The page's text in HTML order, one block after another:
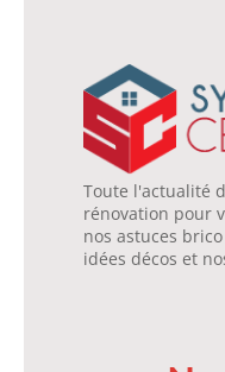
Toute l'actualité
rénovation pour
nos astuces
idées décos et